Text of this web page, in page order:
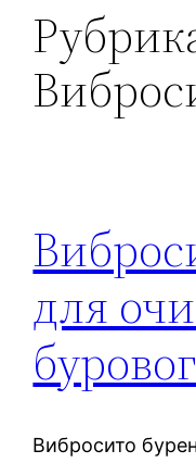
для
Вибросито